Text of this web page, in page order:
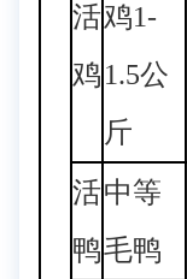
活
鸡
鸡1-
1.5公
斤
活
鸭
中等
毛鸭